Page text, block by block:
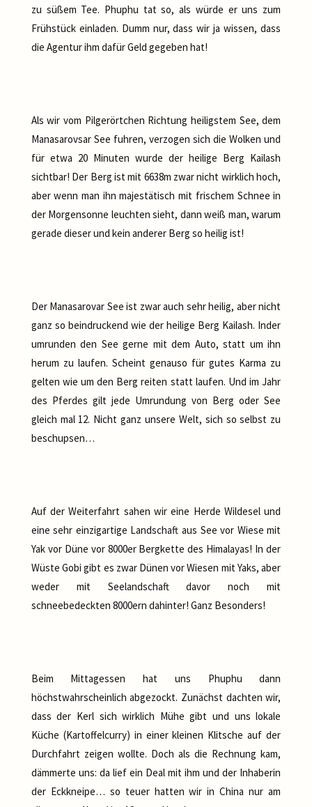
zu süßem Tee. Phuphu tat so, als würde er uns zum
Frühstück einladen. Dumm nur, dass wir ja wissen, dass
die Agentur ihm dafür Geld gegeben hat!
Als wir vom Pilgerörtchen Richtung heiligstem See, dem
Manasarovsar See fuhren, verzogen sich die Wolken und
für etwa 20 Minuten wurde der heilige Berg Kailash
sichtbar! Der Berg ist mit 6638m zwar nicht wirklich hoch,
aber wenn man ihn majestätisch mit frischem Schnee in
der Morgensonne leuchten sieht, dann weiß man, warum
gerade dieser und kein anderer Berg so heilig ist!
Der Manasarovar See ist zwar auch sehr heilig, aber nicht
ganz so beindruckend wie der heilige Berg Kailash. Inder
umrunden den See gerne mit dem Auto, statt um ihn
herum zu laufen. Scheint genauso für gutes Karma zu
gelten wie um den Berg reiten statt laufen. Und im Jahr
des Pferdes gilt jede Umrundung von Berg oder See
gleich mal 12. Nicht ganz unsere Welt, sich so selbst zu
beschupsen…
Auf der Weiterfahrt sahen wir eine Herde Wildesel und
eine sehr einzigartige Landschaft aus See vor Wiese mit
Yak vor Düne vor 8000er Bergkette des Himalayas! In der
Wüste Gobi gibt es zwar Dünen vor Wiesen mit Yaks, aber
weder mit Seelandschaft davor noch mit
schneebedeckten 8000ern dahinter! Ganz Besonders!
Beim Mittagessen hat uns Phuphu dann
höchstwahrscheinlich abgezockt. Zunächst dachten wir,
dass der Kerl sich wirklich Mühe gibt und uns lokale
Küche (Kartoffelcurry) in einer kleinen Klitsche auf der
Durchfahrt zeigen wollte. Doch als die Rechnung kam,
dämmerte uns: da lief ein Deal mit ihm und der Inhaberin
der Eckkneipe… so teuer hatten wir in China nur am